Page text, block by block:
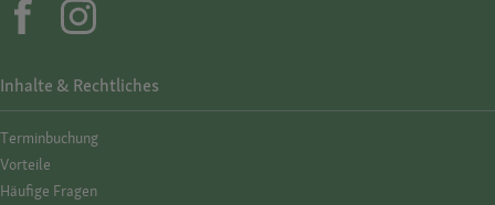
Inhalte & Rechtliches
Termin­buchung
Vorteile
Häufige Fragen